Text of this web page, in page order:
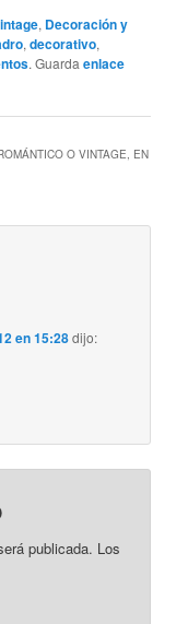
, Decoración y
,decorativo,
. Guardaenlace
O VINTAGE, EN
en 15:28dijo:
publicada. Los